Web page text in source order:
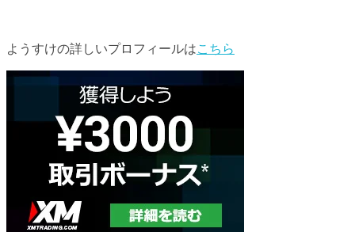
ようすけの詳しいプロフィールはこちら